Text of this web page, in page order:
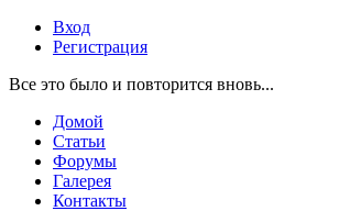
Вход
Регистрация
Все это было и повторится вновь...
Домой
Статьи
Форумы
Галерея
Контакты